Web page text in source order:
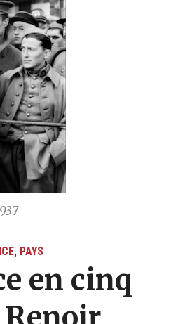
, PAYS
en cinq